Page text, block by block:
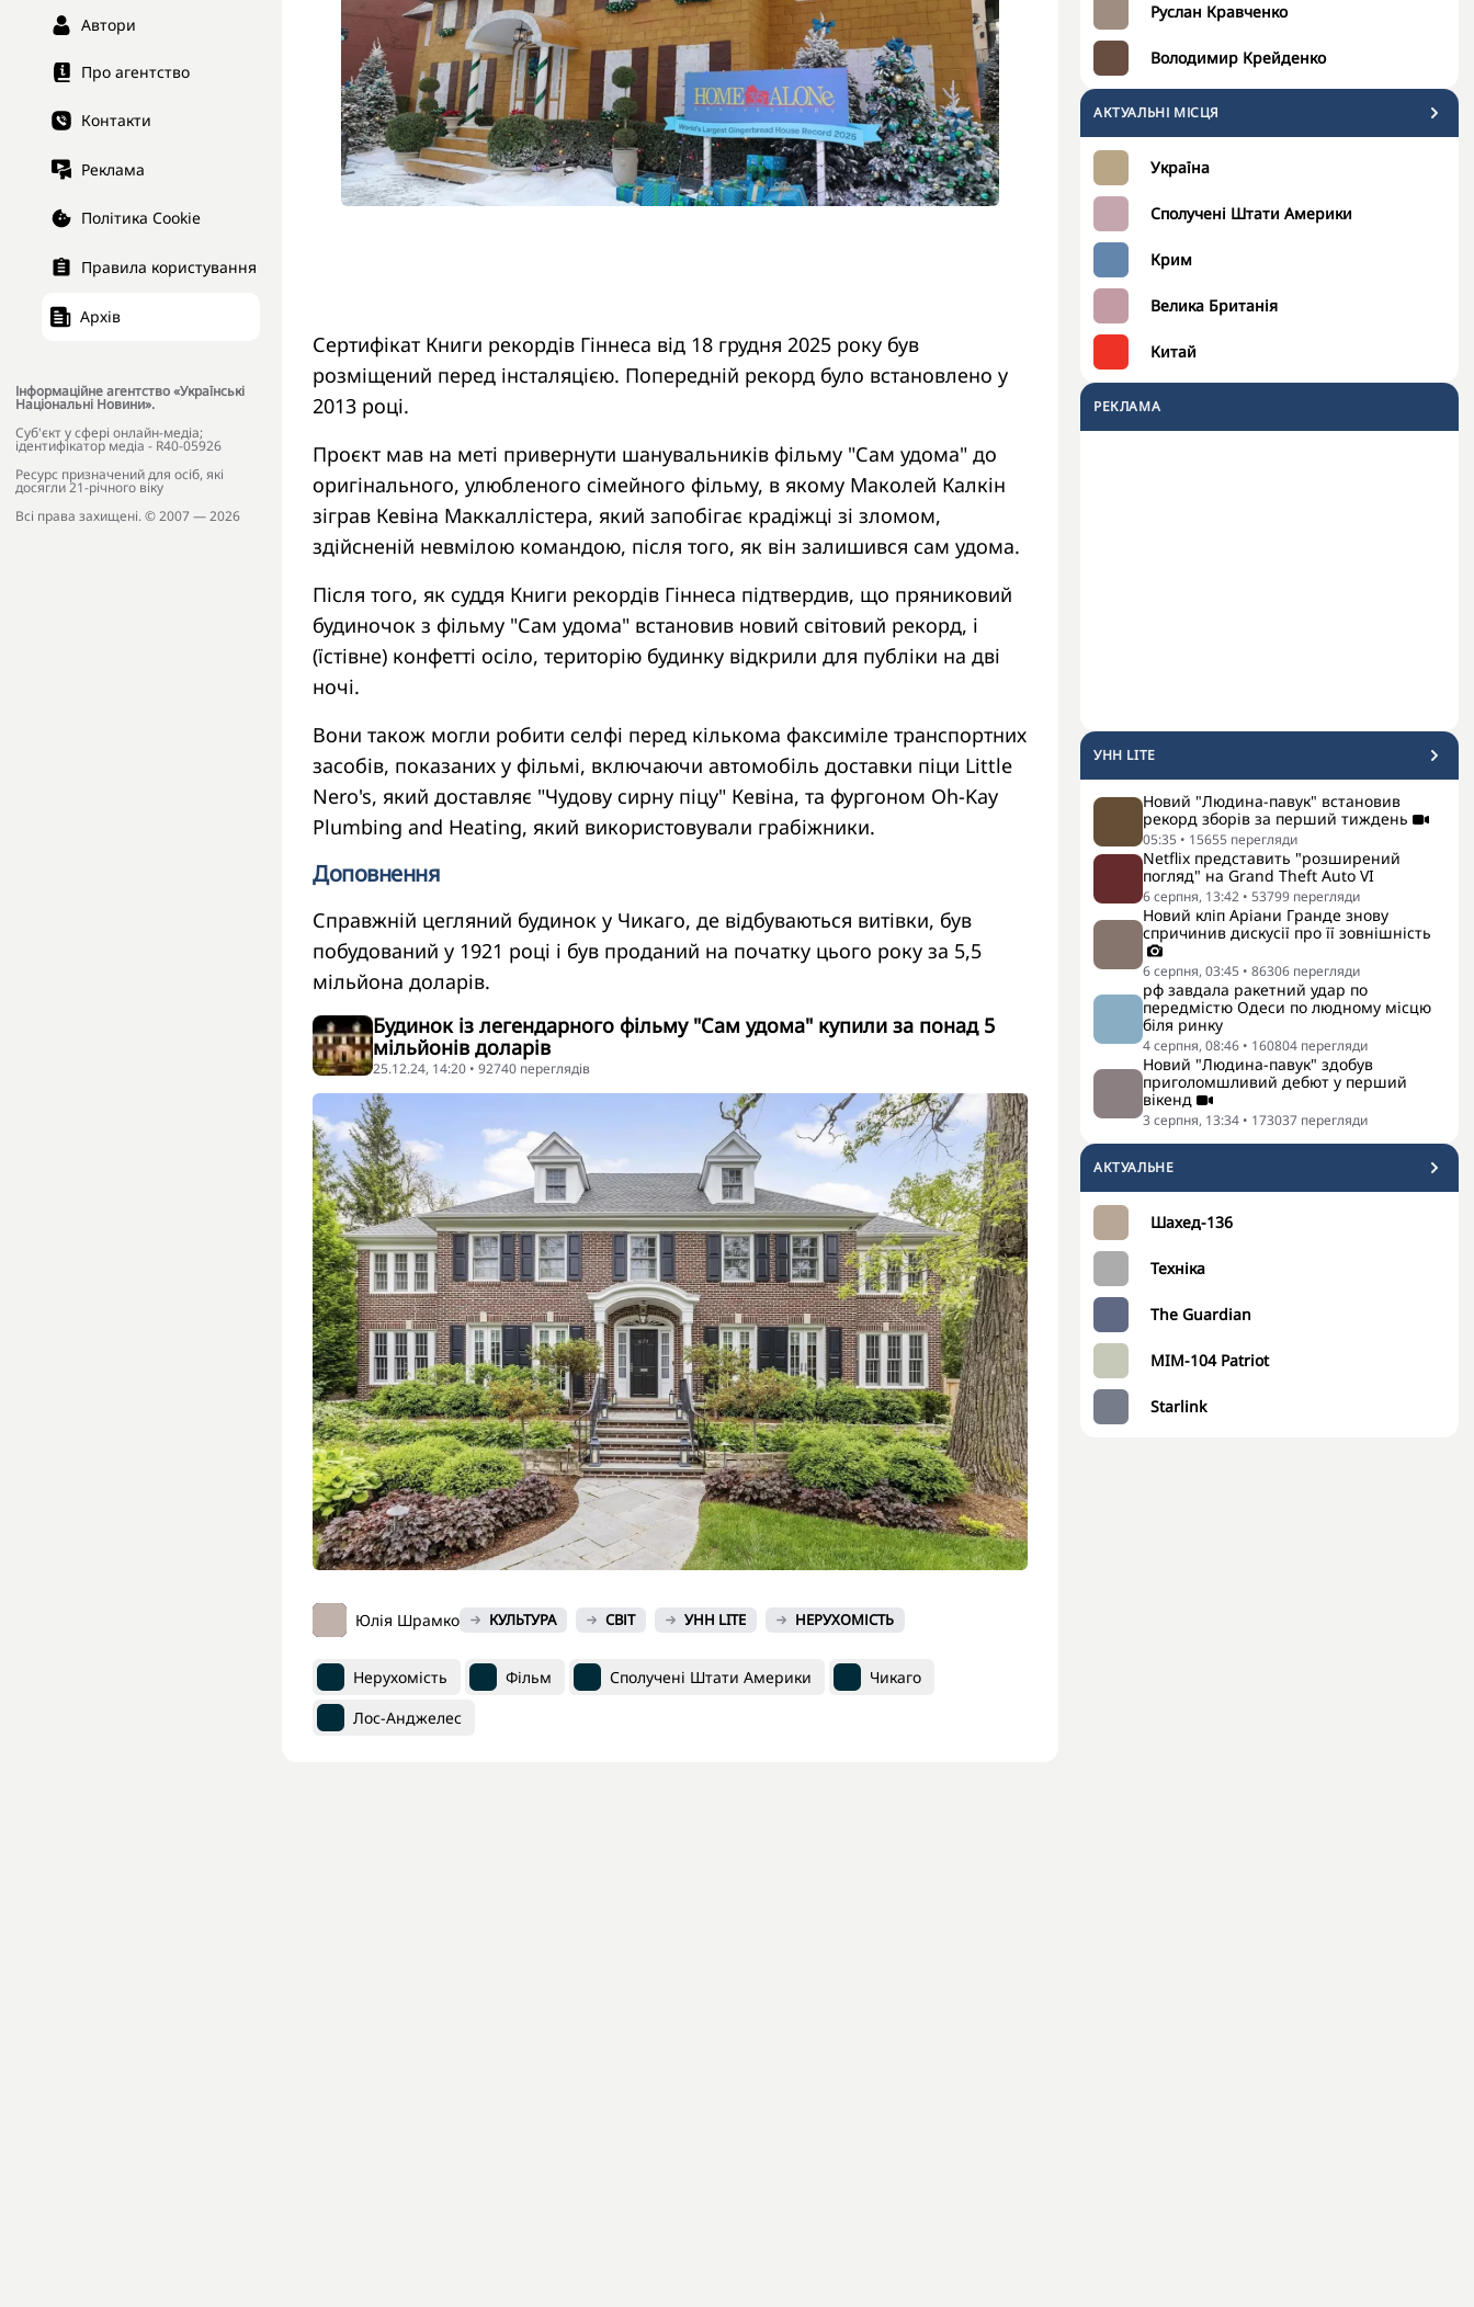
Автори
Про агентство
Контакти
Реклама
Політика Cookie
Правила користування
Архів
Інформаційне агентство «Українські
Національні Новини».
Cуб'єкт у сфері онлайн-медіа;
ідентифікатор медіа - R40-05926
Ресурс призначений для осіб, які
досягли 21-річного віку
Всі права захищені. © 2007 — 2026
Руслан Кравченко
Володимир Крейденко
АКТУАЛЬНІ МІСЦЯ
Україна
Сполучені Штати Америки
Крим
Велика Британія
Китай
РЕКЛАМА
УНН LITE
Новий "Людина-павук" встановив
рекорд зборів за перший тиждень
05:35 • 15655 перегляди
Netflix представить "розширений
погляд" на Grand Theft Auto VI
6 серпня, 13:42 • 53799 перегляди
Новий кліп Аріани Гранде знову
спричинив дискусії про її зовнішність
6 серпня, 03:45 • 86306 перегляди
рф завдала ракетний удар по
передмістю Одеси по людному місцю
біля ринку
4 серпня, 08:46 • 160804 перегляди
Новий "Людина-павук" здобув
приголомшливий дебют у перший
вікенд
3 серпня, 13:34 • 173037 перегляди
АКТУАЛЬНЕ
Шахед-136
Техніка
The Guardian
MIM-104 Patriot
Starlink
Сертифікат Книги рекордів Гіннеса від 18 грудня 2025 року був
розміщений перед інсталяцією. Попередній рекорд було встановлено у
2013 році.
Проєкт мав на меті привернути шанувальників фільму "Сам удома" до
оригінального, улюбленого сімейного фільму, в якому Маколей Калкін
зіграв Кевіна Маккаллістера, який запобігає крадіжці зі зломом,
здійсненій невмілою командою, після того, як він залишився сам удома.
Після того, як суддя Книги рекордів Гіннеса підтвердив, що пряниковий
будиночок з фільму "Сам удома" встановив новий світовий рекорд, і
(їстівне) конфетті осіло, територію будинку відкрили для публіки на дві
ночі.
Вони також могли робити селфі перед кількома факсиміле транспортних
засобів, показаних у фільмі, включаючи автомобіль доставки піци Little
Nero's, який доставляє "Чудову сирну піцу" Кевіна, та фургоном Oh-Kay
Plumbing and Heating, який використовували грабіжники.
Доповнення
Справжній цегляний будинок у Чикаго, де відбуваються витівки, був
побудований у 1921 році і був проданий на початку цього року за 5,5
мільйона доларів.
Будинок із легендарного фільму "Сам удома" купили за понад 5
мільйонів доларів
25.12.24, 14:20 • 92740 переглядiв
Юлія Шрамко КУЛЬТУРА СВІТ УНН LITE НЕРУХОМІСТЬ
Нерухомість Фільм Сполучені Штати Америки
Чикаго
Лос-Анджелес